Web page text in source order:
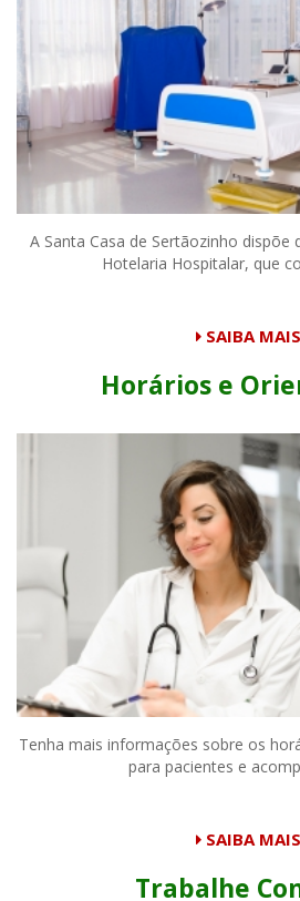
A Santa Casa de Sertãozinho dispõe
Hotelaria Hospitalar, que
SAIBA MAIS
Horários e
Tenha mais informações sobre os
para pacientes e
SAIBA MAIS
Trabalhe